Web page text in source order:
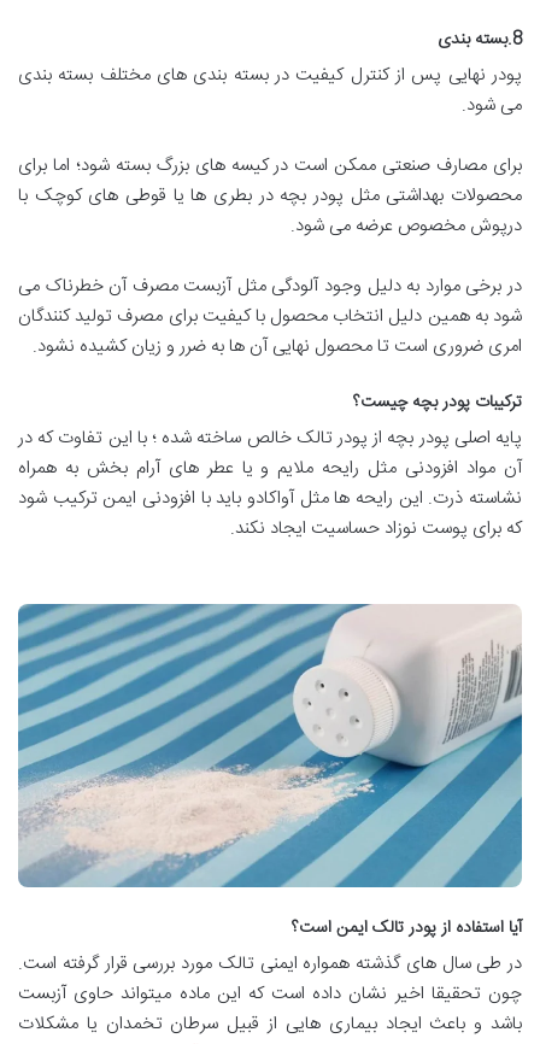
8.بسته بندی
پودر نهایی پس از کنترل کیفیت در بسته بندی های مختلف بسته بندی
می شود.
برای مصارف صنعتی ممکن است در کیسه های بزرگ بسته شود؛ اما برای
محصولات بهداشتی مثل پودر بچه در بطری ها یا قوطی های کوچک با
درپوش مخصوص عرضه می شود.
در برخی موارد به دلیل وجود آلودگی مثل آزبست مصرف آن خطرناک می
شود به همین دلیل انتخاب محصول با کیفیت برای مصرف تولید کنندگان
امری ضروری است تا محصول نهایی آن ها به ضرر و زیان کشیده نشود.
ترکیبات پودر بچه چیست؟
پایه اصلی پودر بچه از پودر تالک خالص ساخته شده ؛ با این تفاوت که در
آن مواد افزودنی مثل رایحه ملایم و یا عطر های آرام بخش به همراه
نشاسته ذرت. این رایحه ها مثل آواکادو باید با افزودنی ایمن ترکیب شود
که برای پوست نوزاد حساسیت ایجاد نکند.
آیا استفاده از پودر تالک ایمن است؟
در طی سال های گذشته همواره ایمنی تالک مورد بررسی قرار گرفته است.
چون تحقیقا اخیر نشان داده است که این ماده میتواند حاوی آزبست
باشد و باعث ایجاد بیماری هایی از قبیل سرطان تخمدان یا مشکلات